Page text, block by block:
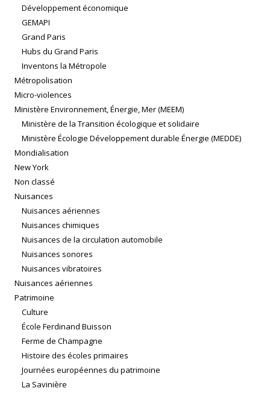
Développement économique
GEMAPI
Grand Paris
Hubs du Grand Paris
Inventons la Métropole
Métropolisation
Micro-violences
Ministère Environnement, Énergie, Mer (MEEM)
Ministère de la Transition écologique et solidaire
Ministère Écologie Développement durable Énergie (MEDDE)
Mondialisation
New York
Non classé
Nuisances
Nuisances aériennes
Nuisances chimiques
Nuisances de la circulation automobile
Nuisances sonores
Nuisances vibratoires
Nuisances aériennes
Patrimoine
Culture
École Ferdinand Buisson
Ferme de Champagne
Histoire des écoles primaires
Journées européennes du patrimoine
La Savinière